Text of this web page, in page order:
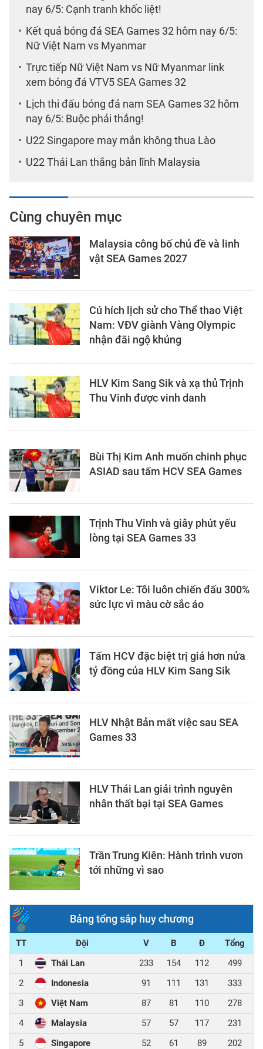
nay 6/5: Cạnh tranh khốc liệt!
Kết quả bóng đá SEA Games 32 hôm nay 6/5:
Nữ Việt Nam vs Myanmar
Trực tiếp Nữ Việt Nam vs Nữ Myanmar link
xem bóng đá VTV5 SEA Games 32
Lịch thi đấu bóng đá nam SEA Games 32 hôm
nay 6/5: Buộc phải thắng!
U22 Singapore may mắn không thua Lào
U22 Thái Lan thắng bản lĩnh Malaysia
Cùng chuyên mục
Malaysia công bố chủ đề và linh
vật SEA Games 2027
Cú hích lịch sử cho Thể thao Việt
Nam: VĐV giành Vàng Olympic
nhận đãi ngộ khủng
HLV Kim Sang Sik và xạ thủ Trịnh
Thu Vinh được vinh danh
Bùi Thị Kim Anh muốn chinh phục
ASIAD sau tấm HCV SEA Games
Trịnh Thu Vinh và giây phút yếu
lòng tại SEA Games 33
Viktor Le: Tôi luôn chiến đấu 300%
sức lực vì màu cờ sắc áo
Tấm HCV đặc biệt trị giá hơn nửa
tỷ đồng của HLV Kim Sang Sik
HLV Nhật Bản mất việc sau SEA
Games 33
HLV Thái Lan giải trình nguyên
nhân thất bại tại SEA Games
Trần Trung Kiên: Hành trình vươn
tới những vì sao
Bảng tổng sắp huy chương
TT Đội V B Đ
Tổng
1
Thái Lan 233 154 112
499
2
Indonesia 91 111 131
333
3
Việt Nam 87 81 110
278
4
Malaysia 57 57 117
231
5
Singapore 52 61 89
202